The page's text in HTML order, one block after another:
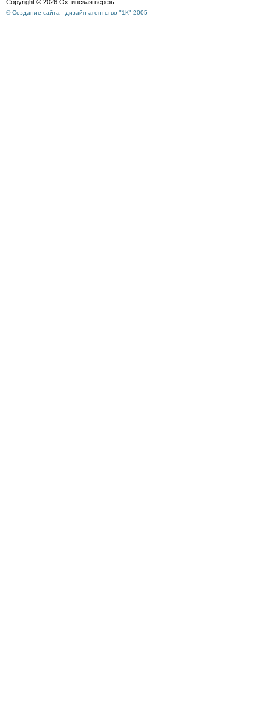
Copyright © 2026 Охтинская верфь
© Создание сайта - дизайн-агентство "1К" 2005